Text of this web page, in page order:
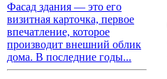
Фасад здания — это его
визитная карточка, первое
впечатление, которое
производит внешний облик
дома. В последние годы...